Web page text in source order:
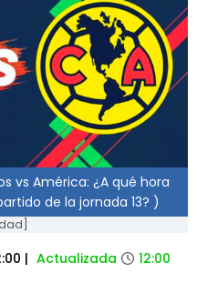
vs América: ¿A qué hora
de la jornada 13? )
| Actualizada 12:00